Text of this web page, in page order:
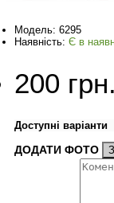
Модель: 6295
Наявність: Є в
200 грн.
Доступні варіанти
ДОДАТИ ФОТО